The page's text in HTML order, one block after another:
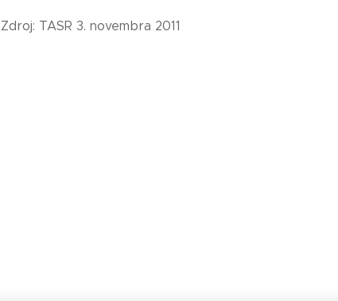
Zdroj: TASR 3. novembra 2011